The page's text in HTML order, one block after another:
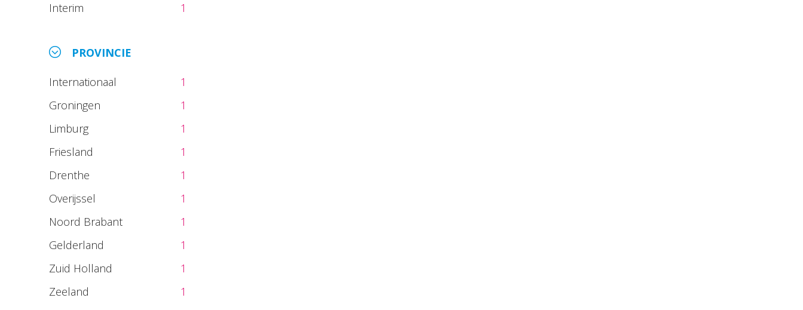
Interim 1
PROVINCIE
Internationaal
1
Groningen
1
Limburg
1
Friesland
1
Drenthe
1
Overijssel
1
Noord Brabant
1
Gelderland
1
Zuid Holland
1
Zeeland
1